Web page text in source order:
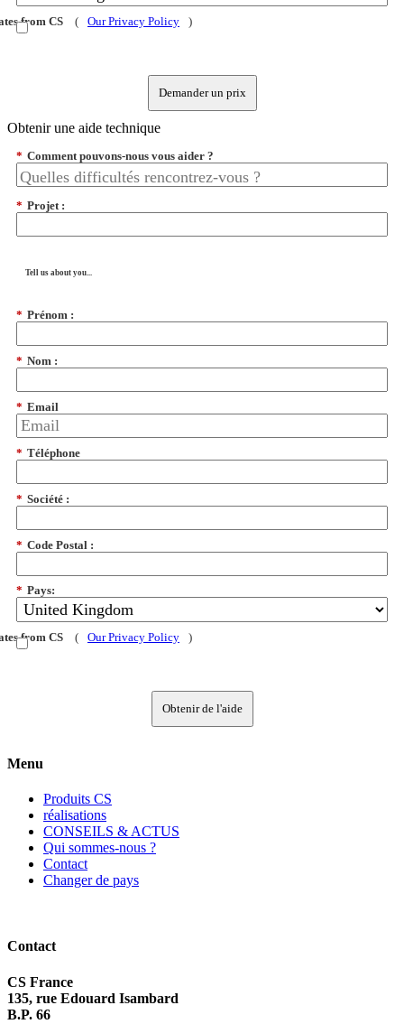
from CS ( Our Privacy Policy )
Demander un prix
Obtenir une aide technique
* Comment pouvons-nous vous aider ?
* Projet :
Tell us about you...
* Prénom :
* Nom :
* Email
* Téléphone
* Société :
* Code Postal :
* Pays:
from CS ( Our Privacy Policy )
Obtenir de l'aide
Menu
Produits CS
réalisations
CONSEILS & ACTUS
Qui sommes-nous ?
Contact
Changer de pays
Contact
CS France
135, rue Edouard Isambard
B.P. 66